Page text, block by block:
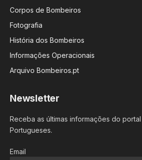
Corpos de Bombeiros
Fotografia
História dos Bombeiros
Informações Operacionais
Arquivo Bombeiros.pt
Newsletter
Receba as últimas informações do
Portugueses.
Email